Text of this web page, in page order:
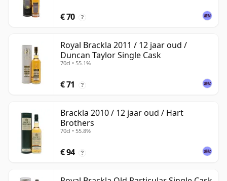
€ 70 ?
Royal Brackla 2011 / 12 jaar oud /
Duncan Taylor Single Cask
70cl • 55.1%
€ 71 ?
Brackla 2010 / 12 jaar oud / Hart
Brothers
70cl • 55.8%
€ 94 ?